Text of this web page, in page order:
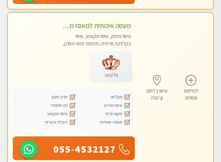
לפרטים
נוספים
עיסוי בדרום
גן יבנה
מעסה איכותית למאסז מקצועי ומפנק לכל שרירי הגוף באשדוד
עיסוי מפנק, עיסוי מקצועי, עיסוי
בקלניקה פרטית, מתחמי ספא מפנק,
פלטינה
מקלחת
חניה חינם
עיסוי מרגיע
נקי ומסודר
מקום פרטי
עיסוי מקצועי
תמונה אמיתית
דוברת עיברית
055-4532127